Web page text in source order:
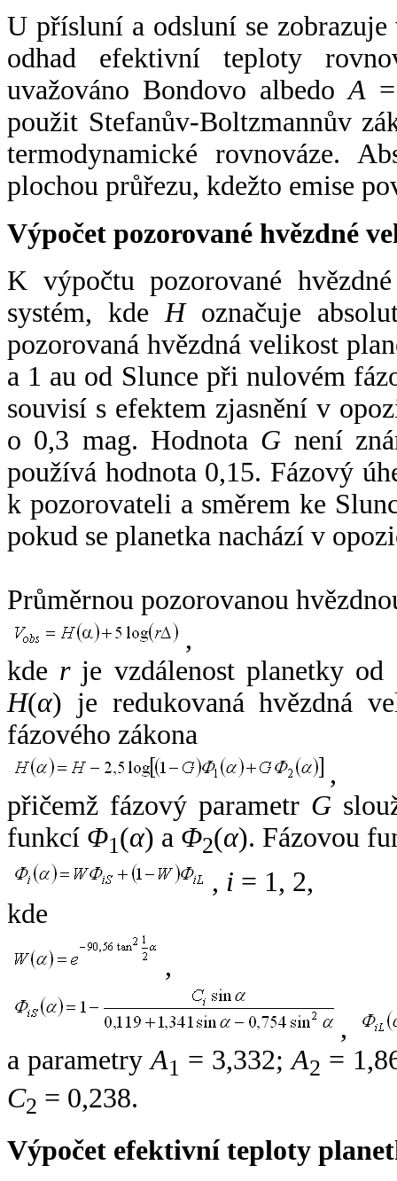
U přísluní a odsluní se
odhad efektivní teploty
uvažováno Bondovo albedoA
použit Stefanův-Boltzmannův
termodynamické rovnováze.
plochou průřezu, kdežto emise
Výpočet pozorované hvězdné
K výpočtu pozorované
systém, kde Hoznačuje
pozorovaná hvězdná velikost
a 1 au od Slunce při nulovém
souvisí s efektem zjasnění v
o 0,3 mag. Hodnota G není
používá hodnota 0,15. Fázový
k pozorovateli a směrem ke
pokud se planetka nachází v
Průměrnou pozorovanou
,
kde rje vzdálenost planetky od
H(α) je redukovaná hvězdná
fázového zákona
,
přičemž fázový parametr G
funkcí Φ1(α) a Φ2(α). Fázovou
, i = 1, 2,
kde
,
,
a parametryA1 = 3,332;A2 =
C2 = 0,238.
Výpočet efektivní teploty